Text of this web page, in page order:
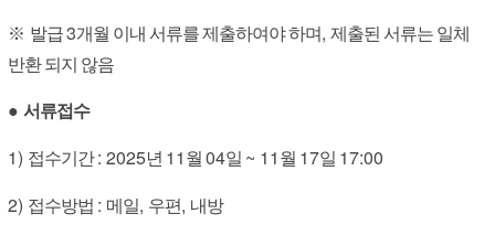
※ 발급3개월 이내 서류를 제출하여야 하며, 제출된 서류는 일체
반환 되지 않음
● 서류접수
1) 접수기간: 2025년 11 월 04일 ~ 11 월 17일 17:00
2) 접수방법 : 메일, 우편, 내방